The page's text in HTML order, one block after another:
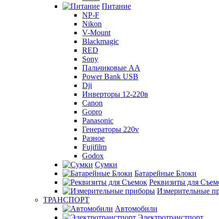
Питание
NP-F
Nikon
V-Mount
Blackmagic
RED
Sony
Пальчиковые AA
Power Bank USB
Dji
Инверторы 12-220в
Canon
Gopro
Panasonic
Генераторы 220v
Разное
Fujifilm
Godox
Сумки
Батарейные Блоки
Реквизиты для
Измерительные
ТРАНСПОРТ
Автомобили
Электротранстпорт